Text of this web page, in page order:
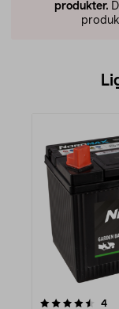
produkter.
4
5.0av 5